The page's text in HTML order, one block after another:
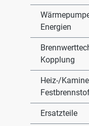
Energien
Kopplung
Heiz-/
Ersatzteile